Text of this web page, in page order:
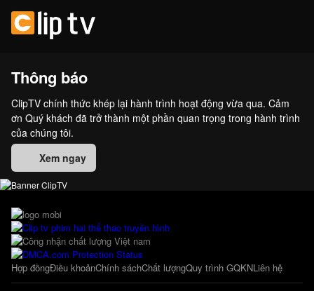
Thông báo
ClipTV chính thức khép lại hành trình hoạt động vừa qua. Cảm
ơn Quý khách đã trở thành một phần quan trọng trong hành trình
của chúng tôi.
Xem ngay
Hợp đồngĐiều khoảnChính sáchChất lượngQuy trình GQKNLiên hệ